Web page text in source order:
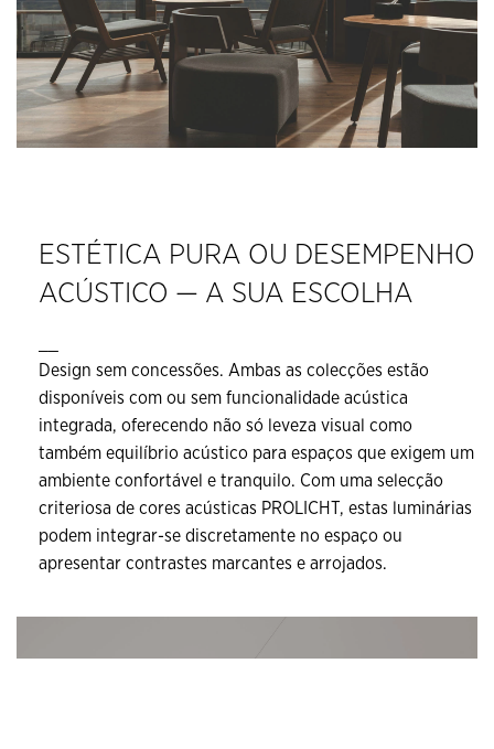
ESTÉTICA PURA OU DESEMPENHO
ACÚSTICO — A SUA ESCOLHA
Design sem concessões. Ambas as colecções estão
disponíveis com ou sem funcionalidade acústica
integrada, oferecendo não só leveza visual como
também equilíbrio acústico para espaços que exigem um
ambiente confortável e tranquilo. Com uma selecção
criteriosa de cores acústicas PROLICHT, estas luminárias
podem integrar-se discretamente no espaço ou
apresentar contrastes marcantes e arrojados.